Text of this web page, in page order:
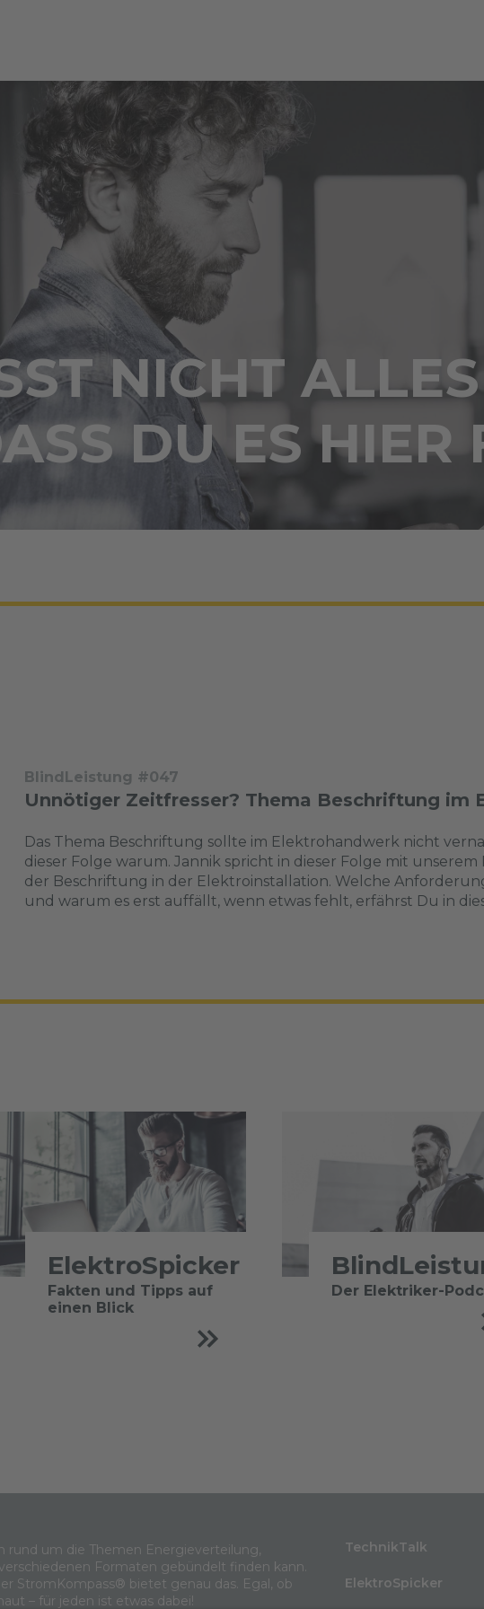
NICHT
DU ES HIER
BlindLeistung #047
Unnötiger Zeitfresser? Thema Beschriftung im
Das Thema Beschriftung sollte im Elektrohandwerk nicht
dieser Folge warum. Jannik spricht in dieser Folge mit
der Beschriftung in der Elektroinstallation. Welche
und warum es erst auffällt, wenn etwas fehlt, erfährst Du in
ElektroSpicker
Fakten und Tipps auf
einen Blick
Der Elektriker-
rund um die Themen Energieverteilung,
Formaten gebündelt finden kann.
StromKompass® bietet genau das. Egal, ob
– für jeden ist etwas dabei!
TechnikTalk
ElektroSpicker